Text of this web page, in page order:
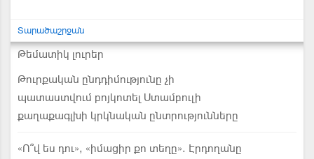
Տարածաշրջան
Թեմատիկ լուրեր
Թուրքական ընդդիմությունը չի
պատաստվում բոյկոտել Ստամբուլի
քաղաքագլխի կրկնական ընտրությունները
«Ո՞վ ես դու», «իմացիր քո տեղը». Էրդողանը